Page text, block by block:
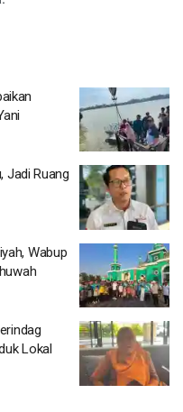
Jadi Ruang
Wabup
Lokal